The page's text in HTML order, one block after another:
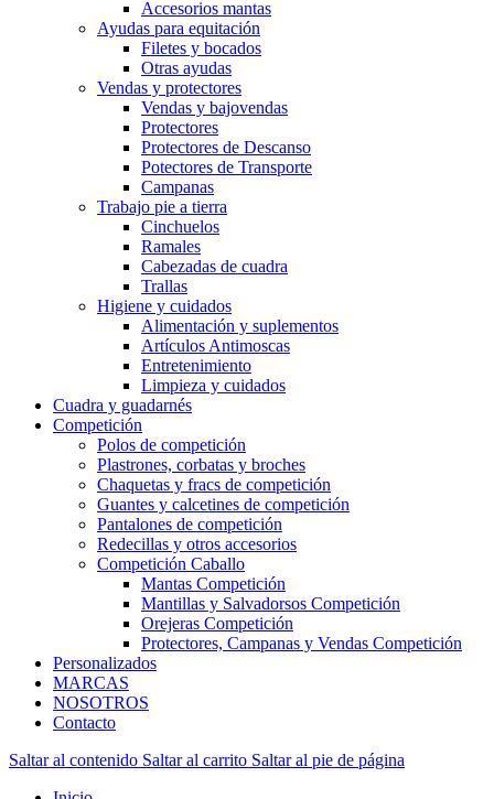
Accesorios mantas
Ayudas para equitación
Filetes y bocados
Otras ayudas
Vendas y protectores
Vendas y bajovendas
Protectores
Protectores de Descanso
Potectores de Transporte
Campanas
Trabajo pie a tierra
Cinchuelos
Ramales
Cabezadas de cuadra
Trallas
Higiene y cuidados
Alimentación y suplementos
Artículos Antimoscas
Entretenimiento
Limpieza y cuidados
Cuadra y guadarnés
Competición
Polos de competición
Plastrones, corbatas y broches
Chaquetas y fracs de competición
Guantes y calcetines de competición
Pantalones de competición
Redecillas y otros accesorios
Competición Caballo
Mantas Competición
Mantillas y Salvadorsos Competición
Orejeras Competición
Protectores, Campanas y Vendas Competición
Personalizados
MARCAS
NOSOTROS
Contacto
Saltar al contenido Saltar al carrito Saltar al pie de página